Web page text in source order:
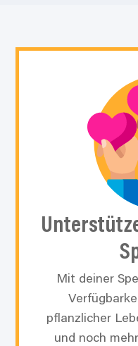
Mit deiner
pflanzlicher
und noch